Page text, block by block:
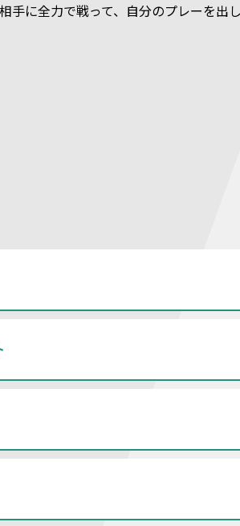
手に全力で戦って、自分のプレーを出